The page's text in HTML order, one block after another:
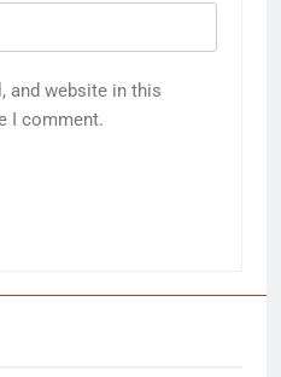
and website in this
I comment.
नगरी अयोध्या में आने वाले भक्तों
करेगा लक्ष्मण द्वार